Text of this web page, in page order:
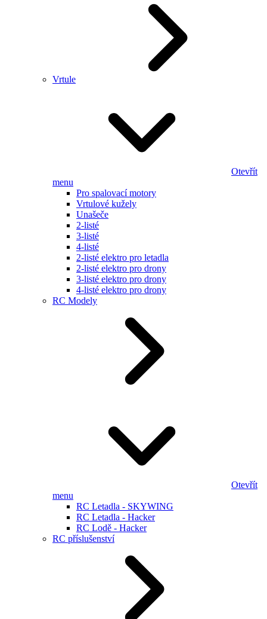
Vrtule
Otevřít
menu
Pro spalovací motory
Vrtulové kužely
Unašeče
2-listé
3-listé
4-listé
2-listé elektro pro letadla
2-listé elektro pro drony
3-listé elektro pro drony
4-listé elektro pro drony
RC Modely
Otevřít
menu
RC Letadla - SKYWING
RC Letadla - Hacker
RC Lodě - Hacker
RC příslušenství